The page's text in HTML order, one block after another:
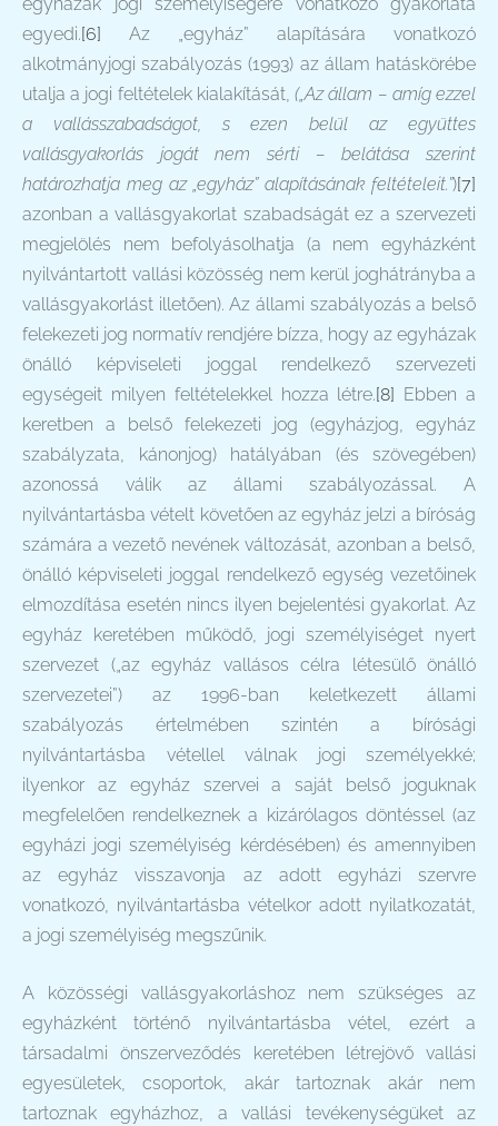
egyedi.[6] Az „egyház” alapítására vonatkozó
alkotmányjogi szabályozás (1993) az állam hatáskörébe
utalja a jogi feltételek kialakítását,(„Az állam – amíg ezzel
a vallásszabadságot, s ezen belül az együttes
vallásgyakorlás jogát nem sérti – belátása szerint
határozhatja meg az „egyház” alapításának feltételeit.”)[7]
azonban a vallásgyakorlat szabadságát ez a szervezeti
megjelölés nem befolyásolhatja (a nem egyházként
nyilvántartott vallási közösség nem kerül joghátrányba a
vallásgyakorlást illetően). Az állami szabályozás a belső
felekezeti jog normatív rendjére bízza, hogy az egyházak
önálló képviseleti joggal rendelkező szervezeti
egységeit milyen feltételekkel hozza létre.[8] Ebben a
keretben a belső felekezeti jog (egyházjog, egyház
szabályzata, kánonjog) hatályában (és szövegében)
azonossá válik az állami szabályozással. A
nyilvántartásba vételt követően az egyház jelzi a bíróság
számára a vezető nevének változását, azonban a belső,
önálló képviseleti joggal rendelkező egység vezetőinek
elmozdítása esetén nincs ilyen bejelentési gyakorlat. Az
egyház keretében működő, jogi személyiséget nyert
szervezet („az egyház vallásos célra létesülő önálló
szervezetei”) az 1996-ban keletkezett állami
szabályozás értelmében szintén a bírósági
nyilvántartásba vétellel válnak jogi személyekké;
ilyenkor az egyház szervei a saját belső joguknak
megfelelően rendelkeznek a kizárólagos döntéssel (az
egyházi jogi személyiség kérdésében) és amennyiben
az egyház visszavonja az adott egyházi szervre
vonatkozó, nyilvántartásba vételkor adott nyilatkozatát,
a jogi személyiség megszűnik.
A közösségi vallásgyakorláshoz nem szükséges az
egyházként történő nyilvántartásba vétel, ezért a
társadalmi önszerveződés keretében létrejövő vallási
egyesületek, csoportok, akár tartoznak akár nem
tartoznak egyházhoz, a vallási tevékenységüket az